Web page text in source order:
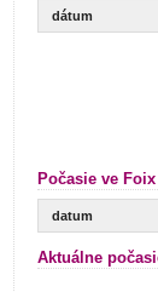
dátum
Počasie ve
datum
Aktuálne